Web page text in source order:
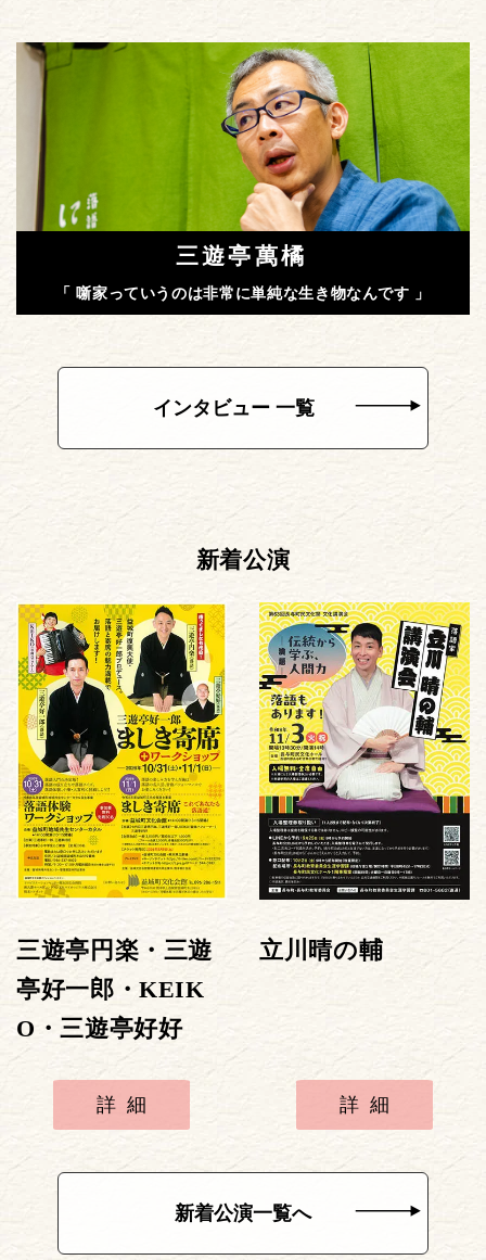
三遊亭萬橘
「 噺家っていうのは非常に単純な生き物なんです 」
インタビュー 一覧
新着公演
三遊亭円楽・三遊
亭好一郎・KEIK
O・三遊亭好好
詳細
立川晴の輔
詳細
新着公演一覧へ